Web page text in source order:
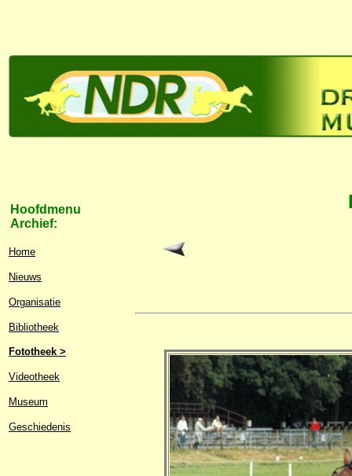
Hoofdmenu
Archief:
Home
Nieuws
Organisatie
Bibliotheek
Fototheek >
Videotheek
Museum
Geschiedenis